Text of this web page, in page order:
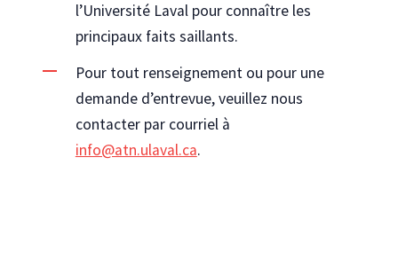
l’Université Laval pour connaître les
principaux faits saillants.
Pour tout renseignement ou pour une
demande d’entrevue, veuillez nous
contacter par courriel à
info@atn.ulaval.ca.